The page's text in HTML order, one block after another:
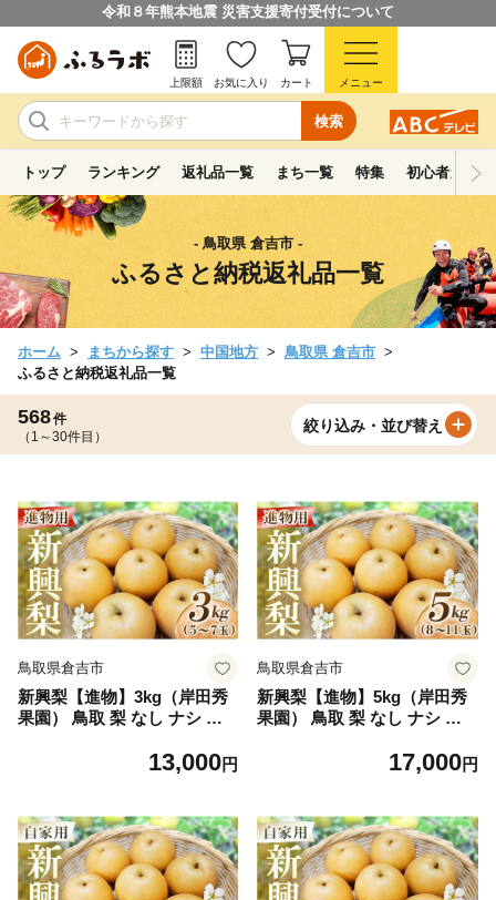
令和８年熊本地震 災害支援寄付受付について
検索
上限額 お気に入り カート メニュー
トップ ランキング 返礼品一覧 まち一覧 特集 初心者ガイド
- 鳥取県 倉吉市 -
ふるさと納税返礼品一覧
ホーム まちから探す 中国地方
鳥取県 倉吉市
ふるさと納税返礼品一覧
568件
（1～30件目）
絞り込み・並び替え
鳥取県倉吉市
新興梨【進物】3kg（岸田秀
果園） 鳥取 梨 なし ナシ 果
こうなし 人気 進物 贈答用
13,000円
鳥取県倉吉市
新興梨【進物】5kg（岸田秀
果園） 鳥取 梨 なし ナシ 果
こうなし 人気 進物 贈答用
17,000円